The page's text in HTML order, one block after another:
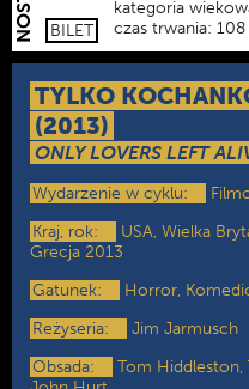
BILET
kategoria
czas trwania: 108
TYLKO
(2013)
ONLY LOVERS LEFT
Wydarzenie w cyklu:
Kraj, rok:
USA, Wielka
Grecja 2013
Gatunek:
Horror,
Reżyseria:
Jim Jarmusch
Obsada:
Tom Hiddleston,